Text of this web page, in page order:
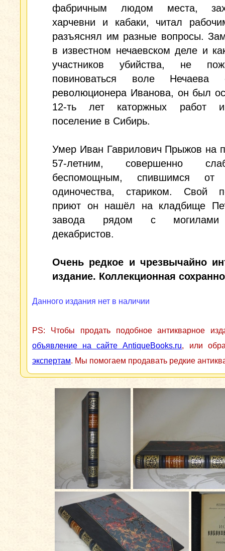
фабричным людом места,
харчевни и кабаки, читал
разъяснял им разные вопросы.
в известном нечаевском деле и
участников убийства, не
повиноваться воле Нечаева
революционера Иванова, он был
12-ть лет каторжных работ
поселение в Сибирь.
Умер Иван Гаврилович Прыжов на
57-летним, совершенно
беспомощным, спившимся
одиночества, стариком. Свой
приют он нашёл на кладбище
завода рядом с могилами
декабристов.
Очень редкое и чрезвычайно
издание. Коллекционная
Данного издания нет в наличии
PS: Чтобы продать подобное антикварное
объявление на сайте AntiqueBooks.ru, или
экспертам. Мы помогаем продавать редкие